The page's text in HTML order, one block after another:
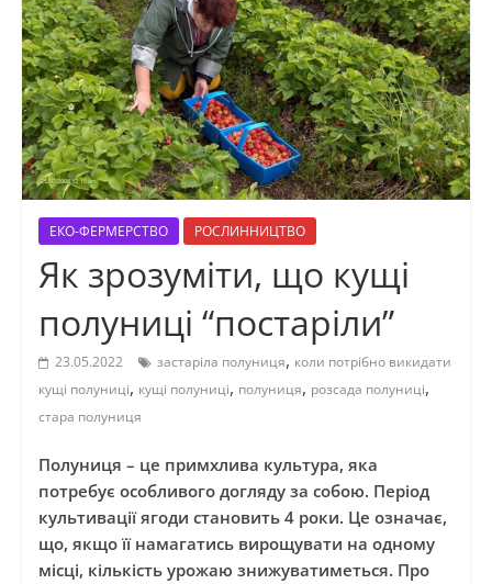
ЕКО-ФЕРМЕРСТВО РОСЛИННИЦТВО
Як зрозуміти, що кущі
полуниці “постаріли”
23.05.2022 застаріла полуниця, коли потрібно викидати
кущі полуниці, кущі полуниці, полуниця, розсада полуниці,
стара полуниця
Полуниця – це примхлива культура, яка
потребує особливого догляду за собою. Період
культивації ягоди становить 4 роки. Це означає,
що, якщо її намагатись вирощувати на одному
місці, кількість урожаю знижуватиметься. Про